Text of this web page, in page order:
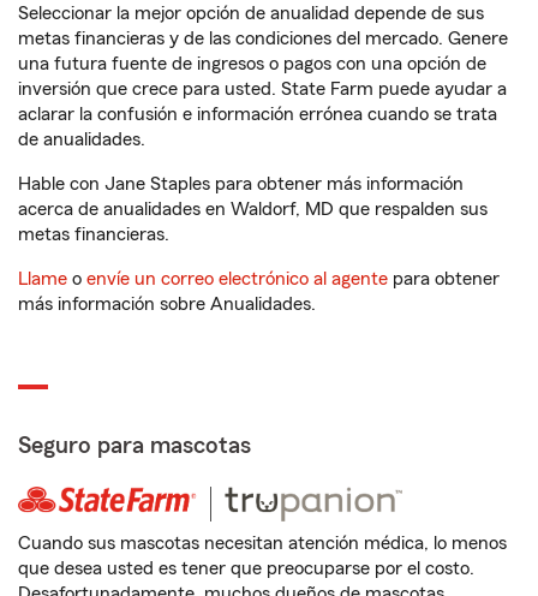
Seleccionar la mejor opción de anualidad depende de sus
metas financieras y de las condiciones del mercado. Genere
una futura fuente de ingresos o pagos con una opción de
inversión que crece para usted. State Farm puede ayudar a
aclarar la confusión e información errónea cuando se trata
de anualidades.
Hable con Jane Staples para obtener más información
acerca de anualidades en Waldorf, MD que respalden sus
metas financieras.
Llame o envíe un correo electrónico al agente para obtener
más información sobre Anualidades.
Seguro para mascotas
Cuando sus mascotas necesitan atención médica, lo menos
que desea usted es tener que preocuparse por el costo.